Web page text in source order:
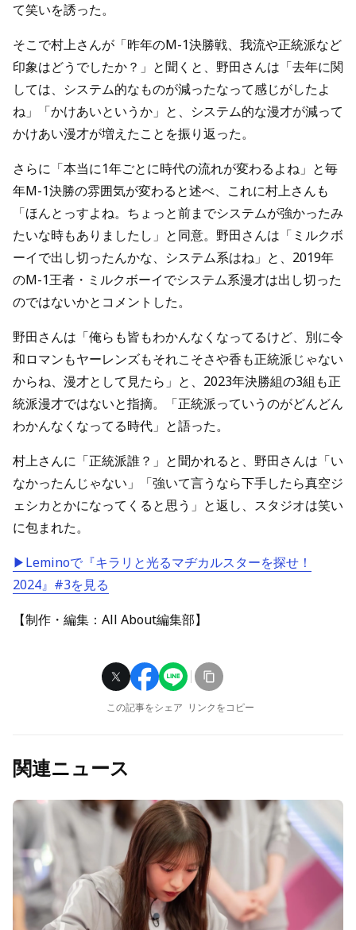
て笑いを誘った。
そこで村上さんが「昨年のM-1決勝戦、我流や正統派など
印象はどうでしたか？」と聞くと、野田さんは「去年に関
しては、システム的なものが減ったなって感じがしたよ
ね」「かけあいというか」と、システム的な漫才が減って
かけあい漫才が増えたことを振り返った。
さらに「本当に1年ごとに時代の流れが変わるよね」と毎
年M-1決勝の雰囲気が変わると述べ、これに村上さんも
「ほんとっすよね。ちょっと前までシステムが強かったみ
たいな時もありましたし」と同意。野田さんは「ミルクボ
ーイで出し切ったんかな、システム系はね」と、2019年
のM-1王者・ミルクボーイでシステム系漫才は出し切った
のではないかとコメントした。
野田さんは「俺らも皆もわかんなくなってるけど、別に令
和ロマンもヤーレンズもそれこそさや香も正統派じゃない
からね、漫才として見たら」と、2023年決勝組の3組も正
統派漫才ではないと指摘。「正統派っていうのがどんどん
わかんなくなってる時代」と語った。
村上さんに「正統派誰？」と聞かれると、野田さんは「い
なかったんじゃない」「強いて言うなら下手したら真空ジ
ェシカとかになってくると思う」と返し、スタジオは笑い
に包まれた。
▶Leminoで『キラリと光るマヂカルスターを探せ！
2024』#3を見る
【制作・編集：All About編集部】
この記事をシェア リンクをコピー
関連ニュース